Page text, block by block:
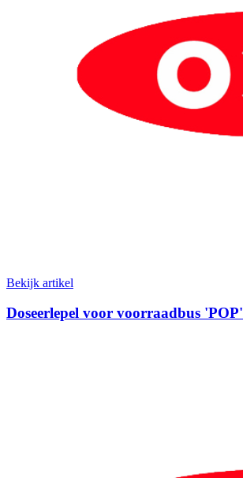
Bekijk artikel
Doseerlepel voor voorraadbus 'POP'